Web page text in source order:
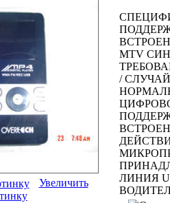
Увеличить
MTV
/
ЛИНИЯ